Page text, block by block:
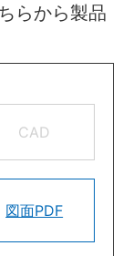
らから製品
CAD
図面PDF